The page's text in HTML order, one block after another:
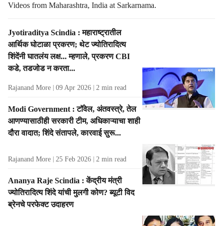
Videos from Maharashtra, India at Sarkarnama.
T
a
g
R
s
l
t
s
Jyotiraditya Scindia : महाराष्ट्रातील
आर्थिक घोटाळा प्रकरण; थेट ज्योतिरादित्य
शिंदेंनी घातलंय लक्ष... म्हणाले, प्रकरण CBI
कडे, तडजोड न करता...
Rajanand More 09 Apr 2026 2 min read
Modi Government : टॉवेल, अंतवस्त्रे, तेल
आणण्यासाठीही सरकारी टीम, अधिकाऱ्याचा शाही
दौरा वादात; शिंदे संतापले, कारवाई सुरू...
Rajanand More 25 Feb 2026 2 min read
Ananya Raje Scindia : केंद्रीय मंत्री
ज्योतिरादित्य शिंदे यांची मुलगी कोण? ब्यूटी विद
ब्रेनचे परफेक्ट उदाहरण